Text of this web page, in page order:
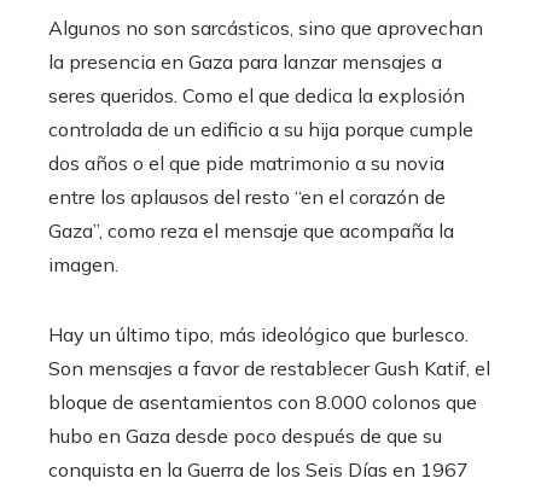
Algunos no son sarcásticos, sino que aprovechan
la presencia en Gaza para lanzar mensajes a
seres queridos. Como el que dedica la explosión
controlada de un edificio a su hija porque cumple
dos años o el que pide matrimonio a su novia
entre los aplausos del resto “en el corazón de
Gaza”, como reza el mensaje que acompaña la
imagen.
Hay un último tipo, más ideológico que burlesco.
Son mensajes a favor de restablecer Gush Katif, el
bloque de asentamientos con 8.000 colonos que
hubo en Gaza desde poco después de que su
conquista en la Guerra de los Seis Días en 1967